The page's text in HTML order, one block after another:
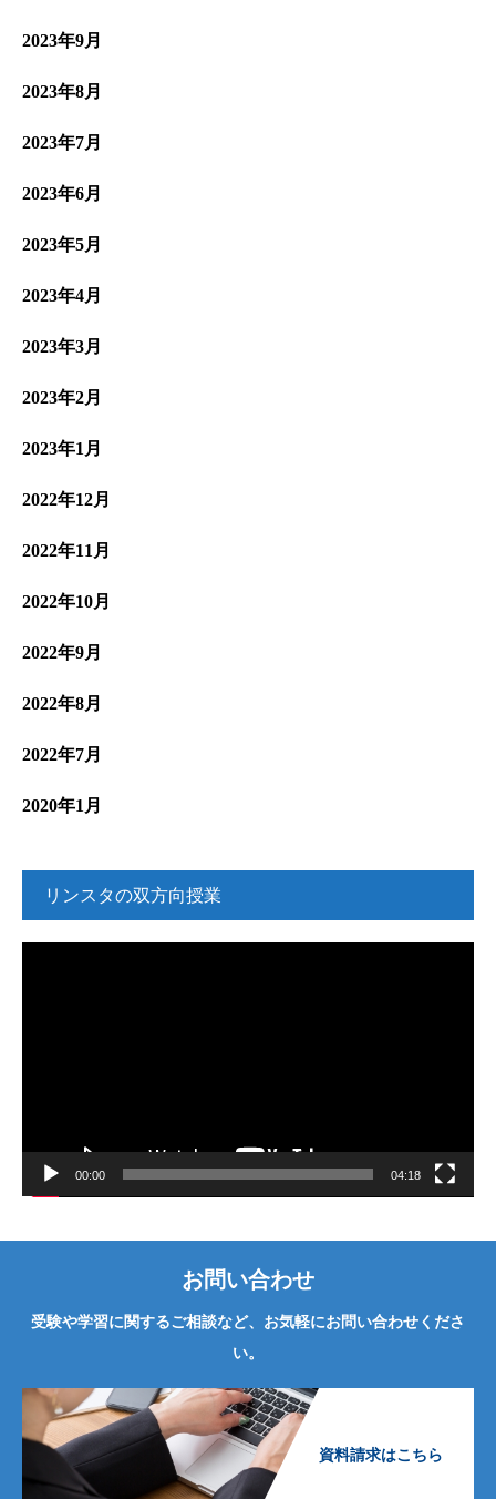
2023年9月
2023年8月
2023年7月
2023年6月
2023年5月
2023年4月
2023年3月
2023年2月
2023年1月
2022年12月
2022年11月
2022年10月
2022年9月
2022年8月
2022年7月
2020年1月
リンスタの双方向授業
00:00 04:18
お問い合わせ
受験や学習に関するご相談など、お気軽にお問い合わせくださ
い。
資料請求はこちら